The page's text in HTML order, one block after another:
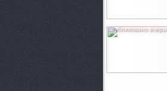
опубликовано вчера